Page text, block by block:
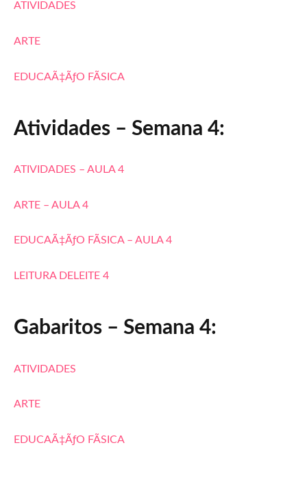
ATIVIDADES
ARTE
EDUCAÃ‡ÃƒO FÃSICA
Atividades – Semana 4:
ATIVIDADES – AULA 4
ARTE – AULA 4
EDUCAÃ‡ÃƒO FÃSICA – AULA 4
LEITURA DELEITE 4
Gabaritos – Semana 4:
ATIVIDADES
ARTE
EDUCAÃ‡ÃƒO FÃSICA